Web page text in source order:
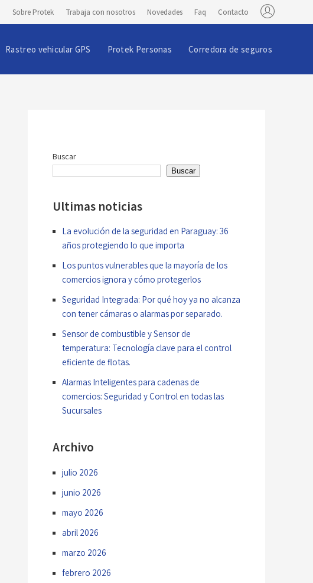
Sobre Protek Trabaja con nosotros Novedades Faq Contacto
Rastreo vehicular GPS Protek Personas Corredora de seguros
Buscar
Buscar
Ultimas noticias
La evolución de la seguridad en Paraguay: 36
años protegiendo lo que importa
Los puntos vulnerables que la mayoría de los
comercios ignora y cómo protegerlos
Seguridad Integrada: Por qué hoy ya no alcanza
con tener cámaras o alarmas por separado.
Sensor de combustible y Sensor de
temperatura: Tecnología clave para el control
eficiente de flotas.
Alarmas Inteligentes para cadenas de
comercios: Seguridad y Control en todas las
Sucursales
Archivo
julio 2026
junio 2026
mayo 2026
abril 2026
marzo 2026
febrero 2026